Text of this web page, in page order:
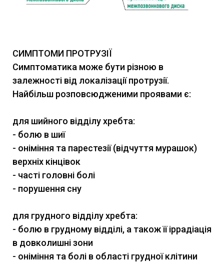
СИМПТОМИ ПРОТРУЗІЇ
Симптоматика може бути різною в
залежності від локалізації протрузії.
Найбільш розповсюдженими проявами є:
для шийного відділу хребта:
- болю в шиї
- оніміння та парестезії (відчуття мурашок)
верхніх кінцівок
- часті головні болі
- порушення сну
для грудного відділу хребта:
- болю в грудному відділі, а також її іррадіація
в довколишні зони
- оніміння та болі в області грудної клітини